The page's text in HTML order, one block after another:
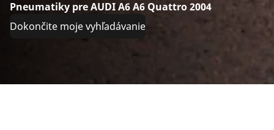
Pneumatiky pre AUDI A6 A6 Quattro 2004
Dokončite moje vyhľadávanie